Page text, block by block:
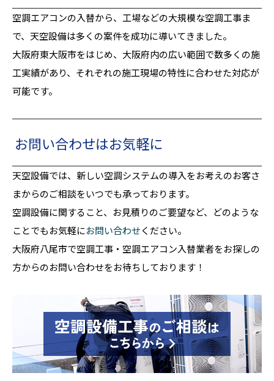
空調エアコンの入替から、工場などの大規模な空調工事ま
で、天空設備は多くの案件を成功に導いてきました。
大阪府東大阪市をはじめ、大阪府内の広い範囲で数多くの施
工実績があり、それぞれの施工現場の特性に合わせた対応が
可能です。
お問い合わせはお気軽に
天空設備では、新しい空調システムの導入をお考えのお客さ
まからのご相談をいつでも承っております。
空調設備に関すること、お見積りのご要望など、どのような
ことでもお気軽にお問い合わせください。
大阪府八尾市で空調工事・空調エアコン入替業者をお探しの
方からのお問い合わせをお待ちしております！